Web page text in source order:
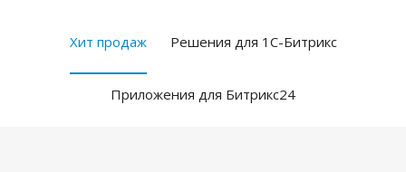
Хит продаж Решения для 1С-Битрикс
Приложения для Битрикс24